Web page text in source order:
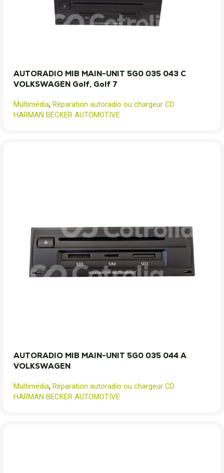
AUTORADIO MIB MAIN-UNIT 5G0 035 043 C
VOLKSWAGEN Golf, Golf 7
Multimédia, Réparation autoradio ou chargeur CD
HARMAN BECKER AUTOMOTIVE
AUTORADIO MIB MAIN-UNIT 5G0 035 044 A
VOLKSWAGEN
Multimédia, Réparation autoradio ou chargeur CD
HARMAN BECKER AUTOMOTIVE